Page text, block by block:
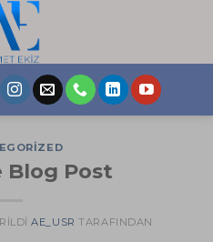
Blog Post
AE_USR TARAFINDAN